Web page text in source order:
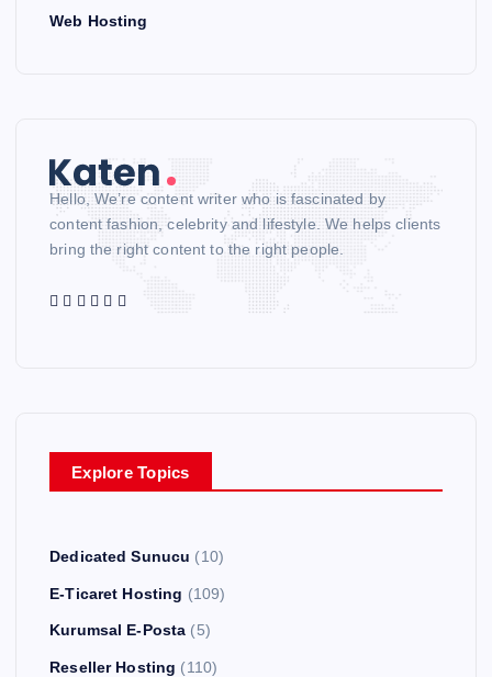
Web Hosting
Hello, We’re content writer who is fascinated by
content fashion, celebrity and lifestyle. We helps clients
bring the right content to the right people.
Explore Topics
Dedicated Sunucu (10)
E-Ticaret Hosting (109)
Kurumsal E-Posta (5)
Reseller Hosting (110)